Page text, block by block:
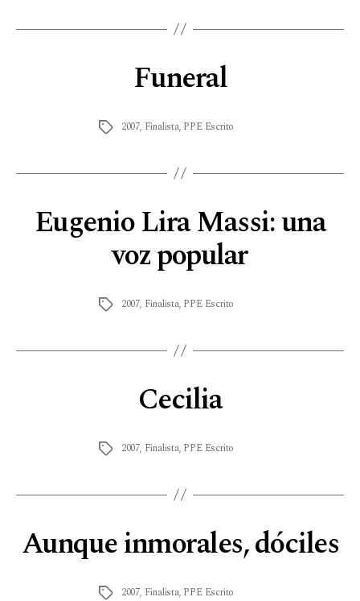
Funeral
2007, Finalista, PPE Escrito
Eugenio Lira Massi: una
voz popular
2007, Finalista, PPE Escrito
Cecilia
2007, Finalista, PPE Escrito
Aunque inmorales, dóciles
2007, Finalista, PPE Escrito